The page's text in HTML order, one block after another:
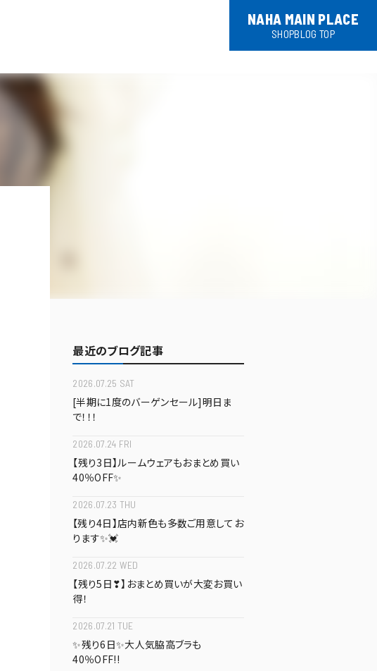
NAHA MAIN PLACE
SHOPBLOG TOP
最近のブログ記事
2026.07.25 SAT
[半期に1度のバーゲンセール]明日ま
で！！！
2026.07.24 FRI
【残り3日】ルームウェアもおまとめ買い
40％OFF✨
2026.07.23 THU
【残り4日】店内新色も多数ご用意してお
ります✨💓
2026.07.22 WED
【残り5日❣】おまとめ買いが大変お買い
得！
2026.07.21 TUE
✨残り6日✨大人気脇高ブラも
40％OFF!!